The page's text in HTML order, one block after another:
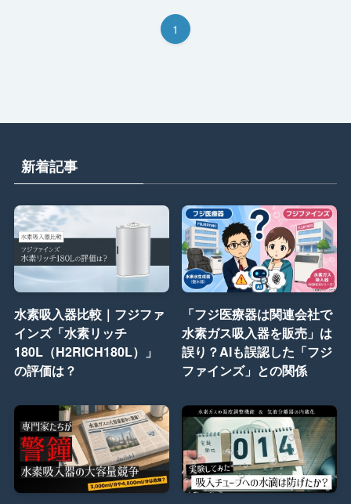
1
新着記事
水素吸入器比較｜フジファ
インズ「水素リッチ
180L（H2RICH180L）」
の評価は？
「フジ医療器は関連会社で
水素ガス吸入器を販売」は
誤り？AIも誤認した「フジ
ファインズ」との関係